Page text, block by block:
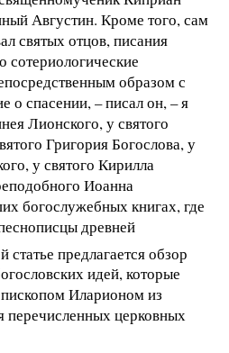
Августин. Кроме того, сам
святых отцов, писания
сотериологические
образом с
о спасении, – писал он, – я
Лионского, у святого
Григория Богослова, у
у святого Кирилла
Иоанна
богослужебных книгах, где
древней
статье предлагается обзор
идей, которые
Иларионом из
перечисленных церковных